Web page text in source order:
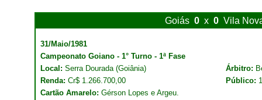
Goiás 0 x 0 Vila
31/Maio/1981
Campeonato Goiano - 1° Turno - 1ª Fase
Local: Serra Dourada (Goiânia) Árbitro:
Renda: Cr$ 1.266.700,00 Público:
Cartão Amarelo: Gérson Lopes e Argeu.